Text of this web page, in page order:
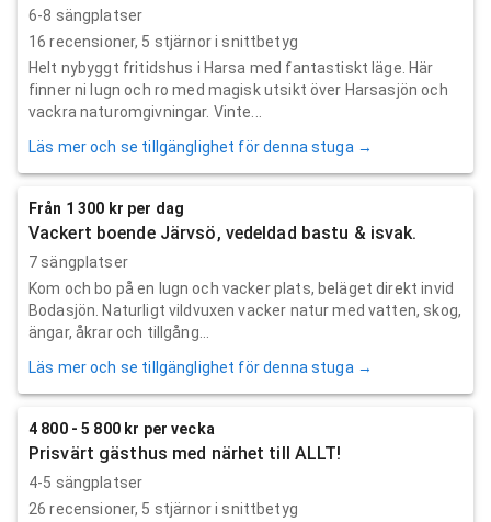
6-8 sängplatser
16 recensioner, 5 stjärnor i snittbetyg
Helt nybyggt fritidshus i Harsa med fantastiskt läge. Här
finner ni lugn och ro med magisk utsikt över Harsasjön och
vackra naturomgivningar. Vinte...
Läs mer och se tillgänglighet för denna stuga →
Från 1 300 kr per dag
Vackert boende Järvsö, vedeldad bastu & isvak.
7 sängplatser
Kom och bo på en lugn och vacker plats, beläget direkt invid
Bodasjön. Naturligt vildvuxen vacker natur med vatten, skog,
ängar, åkrar och tillgång...
Läs mer och se tillgänglighet för denna stuga →
4 800 - 5 800 kr per vecka
Prisvärt gästhus med närhet till ALLT!
4-5 sängplatser
26 recensioner, 5 stjärnor i snittbetyg